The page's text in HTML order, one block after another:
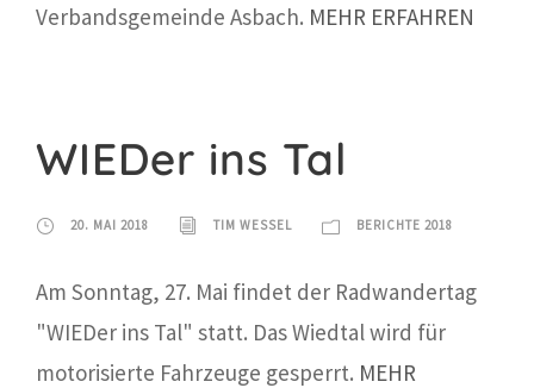
Verbandsgemeinde Asbach. MEHR ERFAHREN
WIEDer ins Tal
20. MAI 2018 TIM WESSEL BERICHTE 2018
Am Sonntag, 27. Mai findet der Radwandertag
"WIEDer ins Tal" statt. Das Wiedtal wird für
motorisierte Fahrzeuge gesperrt. MEHR